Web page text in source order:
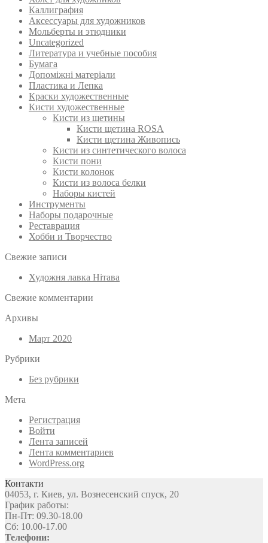
Каллиграфия
Аксессуары для художников
Мольберты и этюдники
Uncategorized
Литература и учебные пособия
Бумага
Допоміжні матеріали
Пластика и Лепка
Краски художественные
Кисти художественные
Кисти из щетины
Кисти щетина ROSA
Кисти щетина Живопись
Кисти из синтетического волоса
Кисти пони
Кисти колонок
Кисти из волоса белки
Наборы кистей
Инструменты
Наборы подарочные
Реставрация
Хобби и Творчество
Свежие записи
Художня лавка Нітава
Свежие комментарии
Архивы
Март 2020
Рубрики
Без рубрики
Мета
Регистрация
Войти
Лента записей
Лента комментариев
WordPress.org
Контакти
04053, г. Киев, ул. Вознесенский спуск, 20
График работы:
Пн-Пт: 09.30-18.00
Сб: 10.00-17.00
Телефони: